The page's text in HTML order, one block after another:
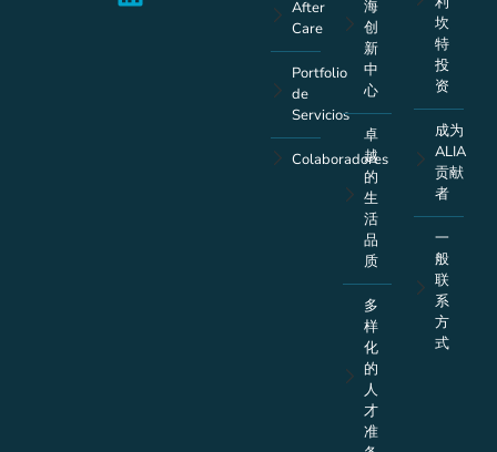
After
Care
Portfolio
de
Servicios
Colaboradores
海
创
新
中
心
卓
越
的
生
活
品
质
多
样
化
的
人
才
准
坎
特
投
资
成为
ALIA
贡献
者
一
般
联
系
方
式